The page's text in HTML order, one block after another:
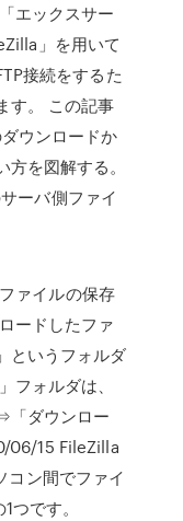
エックスサー
」を用いて
接続をするた
す。 この記事
ウンロードか
を図解する。
ーバ側ファイ
ァイルの保存
ードしたファ
というフォルダ
フォルダは、
「ダウンロー
06/15 FileZilla
コン間でファイ
つです。